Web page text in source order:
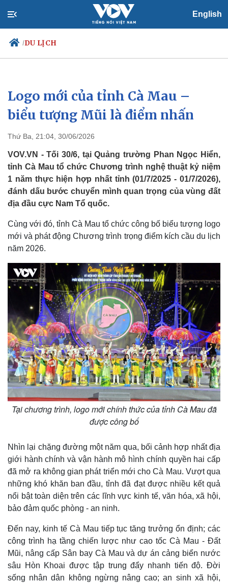
English
/DU LỊCH
Chính trị
Đảng
Tổ chức nhân sự
Nhận diện sự thật
Xã hội
Tin 24h
Dự báo thời tiết
Việc làm
Biển đảo
Logo mới của tỉnh Cà Mau –
biểu tượng Mũi là điểm nhấn
Thứ Ba, 21:04, 30/06/2026
VOV.VN - Tối 30/6, tại Quảng trường Phan Ngọc Hiển,
tỉnh Cà Mau tổ chức Chương trình nghệ thuật kỷ niệm
1 năm thực hiện hợp nhất tỉnh (01/7/2025 - 01/7/2026),
đánh dấu bước chuyển mình quan trọng của vùng đất
địa đầu cực Nam Tổ quốc.
Cùng với đó, tỉnh Cà Mau tổ chức công bố biểu tượng logo
mới và phát động Chương trình trọng điểm kích cầu du lịch
năm 2026.
Tại chương trình, logo mới chính thức của tỉnh Cà Mau đã
được công bố
Nhìn lại chặng đường một năm qua, bối cảnh hợp nhất địa
giới hành chính và vận hành mô hình chính quyền hai cấp
đã mở ra không gian phát triển mới cho Cà Mau. Vượt qua
những khó khăn ban đầu, tỉnh đã đạt được nhiều kết quả
nổi bật toàn diện trên các lĩnh vực kinh tế, văn hóa, xã hội,
bảo đảm quốc phòng - an ninh.
Đến nay, kinh tế Cà Mau tiếp tục tăng trưởng ổn định; các
công trình hạ tầng chiến lược như cao tốc Cà Mau - Đất
Mũi, nâng cấp Sân bay Cà Mau và dự án cảng biển nước
sâu Hòn Khoai được tập trung đẩy nhanh tiến độ. Đời
sống nhân dân không ngừng nâng cao; an sinh xã hội,